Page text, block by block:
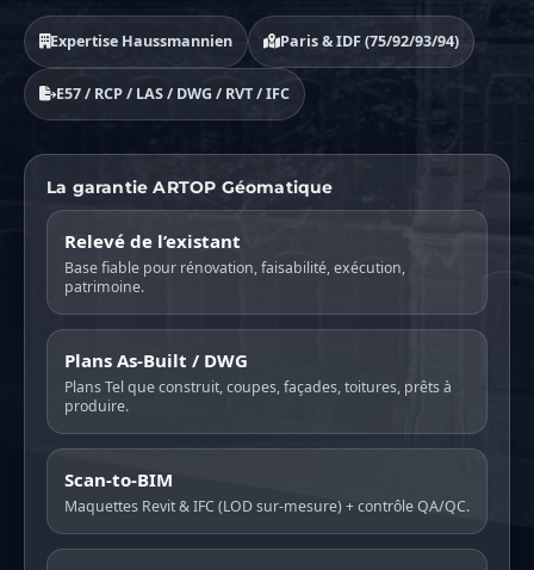
Expertise Haussmannien Paris & IDF (75/92/93/94)
E57 / RCP / LAS / DWG / RVT / IFC
La garantie ARTOP Géomatique
Relevé de l’existant
Base fiable pour rénovation, faisabilité, exécution,
patrimoine.
Plans As-Built / DWG
Plans Tel que construit, coupes, façades, toitures, prêts à
produire.
Scan-to-BIM
Maquettes Revit & IFC (LOD sur-mesure) + contrôle QA/QC.